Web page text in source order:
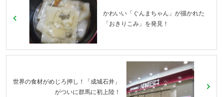
かわいい「ぐんまちゃん」が描かれた
「おきりこみ」を発見！
世界の食材がめじろ押し！「成城石井」
がついに群馬に初上陸！